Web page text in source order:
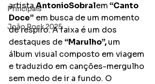
Principais
João Rock 2025
artista AntonioSobralem “Canto
Doce” em busca de um momento
de respiro. A faixa é um dos
destaques de “Marulho”, um
álbum visual composto em viagem
e traduzido em canções-mergulho
sem medo de ir a fundo. O